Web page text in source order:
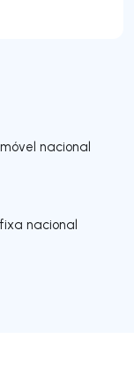
nacional
nacional